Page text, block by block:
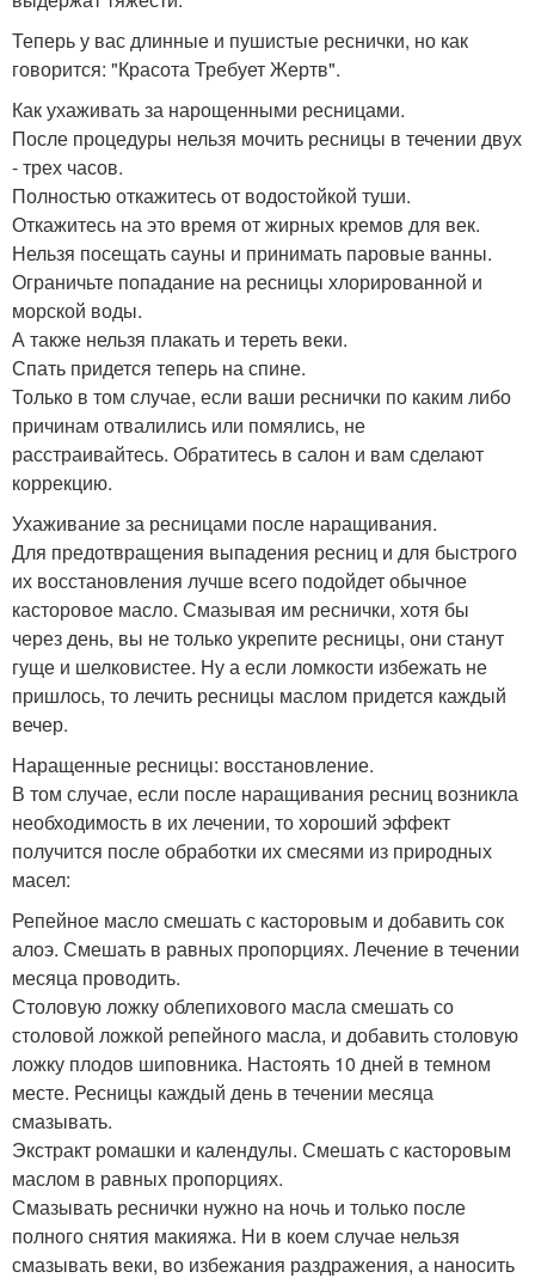
Теперь у вас длинные и пушистые реснички, но как
говорится: "Красота Требует Жертв".
Как ухаживать за нарощенными ресницами.
После процедуры нельзя мочить ресницы в течении двух
- трех часов.
Полностью откажитесь от водостойкой туши.
Откажитесь на это время от жирных кремов для век.
Нельзя посещать сауны и принимать паровые ванны.
Ограничьте попадание на ресницы хлорированной и
морской воды.
А также нельзя плакать и тереть веки.
Спать придется теперь на спине.
Только в том случае, если ваши реснички по каким либо
причинам отвалились или помялись, не
расстраивайтесь. Обратитесь в салон и вам сделают
коррекцию.
Ухаживание за ресницами после наращивания.
Для предотвращения выпадения ресниц и для быстрого
их восстановления лучше всего подойдет обычное
касторовое масло. Смазывая им реснички, хотя бы
через день, вы не только укрепите ресницы, они станут
гуще и шелковистее. Ну а если ломкости избежать не
пришлось, то лечить ресницы маслом придется каждый
вечер.
Наращенные ресницы: восстановление.
В том случае, если после наращивания ресниц возникла
необходимость в их лечении, то хороший эффект
получится после обработки их смесями из природных
масел:
Репейное масло смешать с касторовым и добавить сок
алоэ. Смешать в равных пропорциях. Лечение в течении
месяца проводить.
Столовую ложку облепихового масла смешать со
столовой ложкой репейного масла, и добавить столовую
ложку плодов шиповника. Настоять 10 дней в темном
месте. Ресницы каждый день в течении месяца
смазывать.
Экстракт ромашки и календулы. Смешать с касторовым
маслом в равных пропорциях.
Смазывать реснички нужно на ночь и только после
полного снятия макияжа. Ни в коем случае нельзя
смазывать веки, во избежания раздражения, а наносить